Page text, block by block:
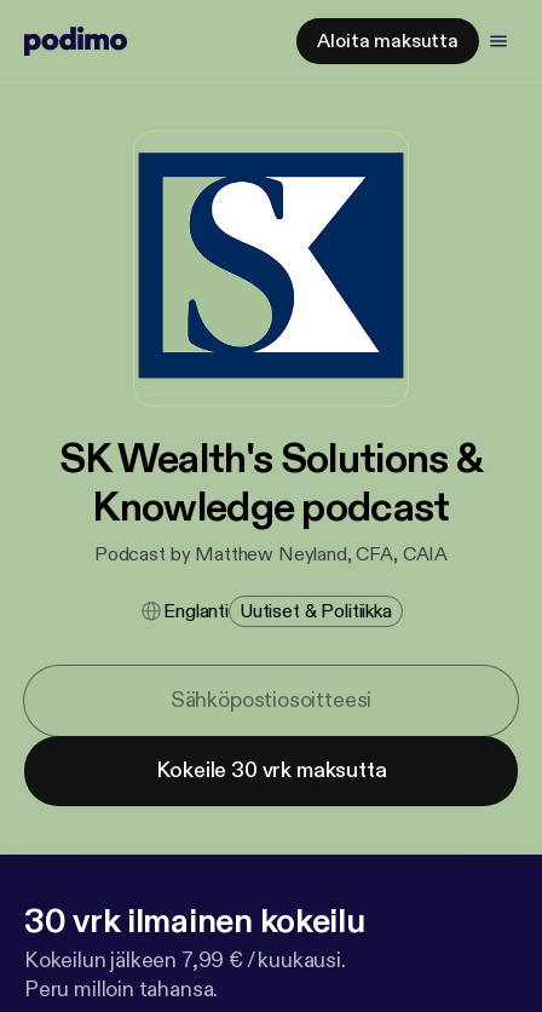
Aloita maksutta
SK Wealth's Solutions &
Knowledge podcast
Podcast by Matthew Neyland, CFA, CAIA
Englanti Uutiset & Politiikka
Kokeile 30 vrk maksutta
30 vrk ilmainen kokeilu
Kokeilun jälkeen 7,99 € / kuukausi.
Peru milloin tahansa.